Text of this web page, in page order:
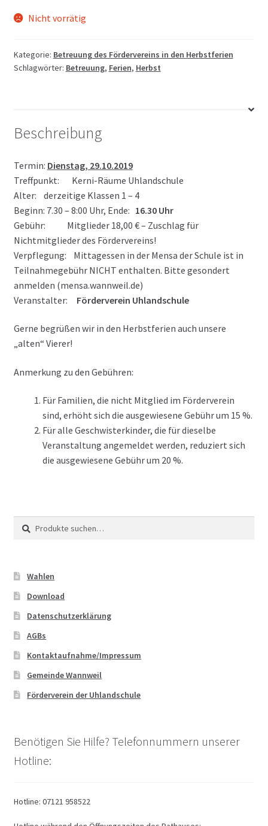
Nicht vorrätig
Kategorie: Betreuung des Fördervereins in den Herbstferien
Schlagwörter: Betreuung, Ferien, Herbst
Beschreibung
Termin: Dienstag, 29.10.2019
Treffpunkt: Kerni-Räume Uhlandschule
Alter: derzeitige Klassen 1 – 4
Beginn: 7.30 – 8:00 Uhr, Ende: 16.30 Uhr
Gebühr: Mitglieder 18,00 € – Zuschlag für
Nichtmitglieder des Fördervereins!
Verpflegung: Mittagessen in der Mensa der Schule ist in
Teilnahmegebühr NICHT enthalten. Bitte gesondert
anmelden (mensa.wannweil.de)
Veranstalter: Förderverein Uhlandschule
Gerne begrüßen wir in den Herbstferien auch unsere
„alten“ Vierer!
Anmerkung zu den Gebühren:
Für Familien, die nicht Mitglied im Förderverein
sind, erhöht sich die ausgewiesene Gebühr um 15 %.
Für alle Geschwisterkinder, die für dieselbe
Veranstaltung angemeldet werden, reduziert sich
die ausgewiesene Gebühr um 20 %.
Suche
nach:
Suche
Wahlen
Download
Datenschutzerklärung
AGBs
Kontaktaufnahme/Impressum
Gemeinde Wannweil
Förderverein der Uhlandschule
Benötigen Sie Hilfe? Telefonnummern unserer
Hotline:
Hotline: 07121 958522